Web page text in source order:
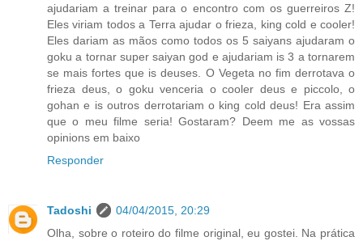
ajudariam a treinar para o encontro com os guerreiros Z!
Eles viriam todos a Terra ajudar o frieza, king cold e cooler!
Eles dariam as mãos como todos os 5 saiyans ajudaram o
goku a tornar super saiyan god e ajudariam is 3 a tornarem
se mais fortes que is deuses. O Vegeta no fim derrotava o
frieza deus, o goku venceria o cooler deus e piccolo, o
gohan e is outros derrotariam o king cold deus! Era assim
que o meu filme seria! Gostaram? Deem me as vossas
opinions em baixo
Responder
Tadoshi
04/04/2015, 20:29
Olha, sobre o roteiro do filme original, eu gostei. Na prática